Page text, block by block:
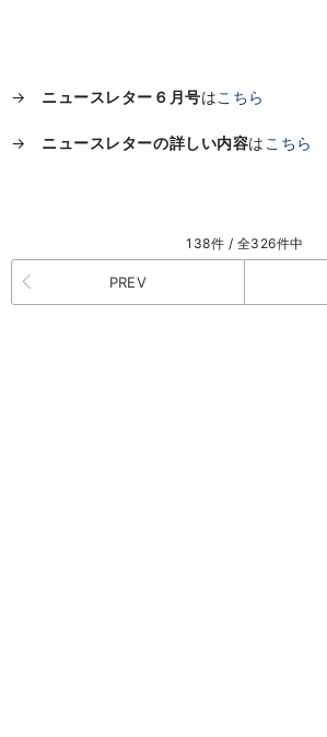
→ ニュースレター６月号はこちら
→ ニュースレターの詳しい内容は こちら
138件 / 全326件中
PREV